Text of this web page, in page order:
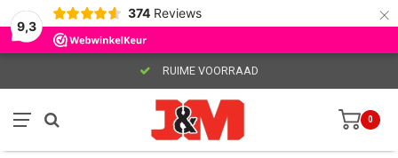
9,3
374 Reviews ×
RUIME VOORRAAD
0